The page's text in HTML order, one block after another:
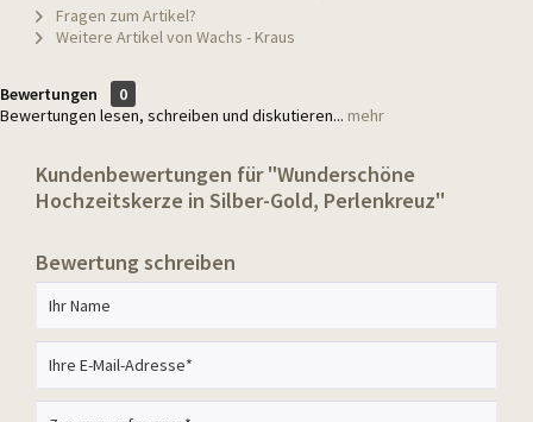
Fragen zum Artikel?
Weitere Artikel von Wachs - Kraus
Bewertungen
0
Bewertungen lesen, schreiben und diskutieren... mehr
Kundenbewertungen für "Wunderschöne
Hochzeitskerze in Silber-Gold, Perlenkreuz"
Bewertung schreiben